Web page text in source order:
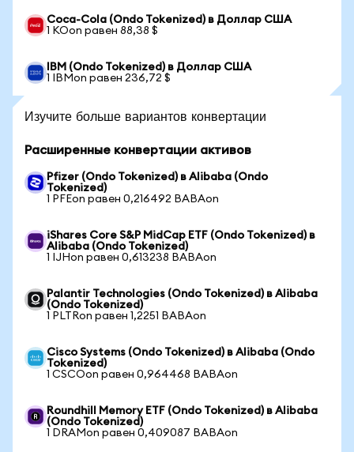
Coca-Cola (Ondo Tokenized) в Доллар США
1 KOon равен 88,38 $
IBM (Ondo Tokenized) в Доллар США
1 IBMon равен 236,72 $
Изучите больше вариантов конвертации
Расширенные конвертации активов
Pfizer (Ondo Tokenized) в Alibaba (Ondo
Tokenized)
1 PFEon равен 0,216492 BABAon
iShares Core S&P MidCap ETF (Ondo Tokenized) в
Alibaba (Ondo Tokenized)
1 IJHon равен 0,613238 BABAon
Palantir Technologies (Ondo Tokenized) в Alibaba
(Ondo Tokenized)
1 PLTRon равен 1,2251 BABAon
Cisco Systems (Ondo Tokenized) в Alibaba (Ondo
Tokenized)
1 CSCOon равен 0,964468 BABAon
Roundhill Memory ETF (Ondo Tokenized) в Alibaba
(Ondo Tokenized)
1 DRAMon равен 0,409087 BABAon